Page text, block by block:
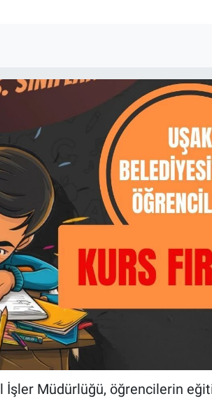
İşler Müdürlüğü, öğrencilerin